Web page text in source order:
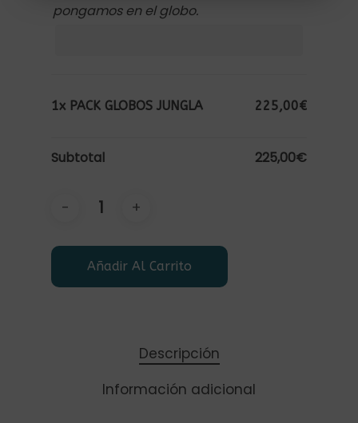
pongamos en el globo.
1x PACK GLOBOS JUNGLA 225,00€
Subtotal 225,00€
Añadir Al Carrito
Descripción
Información adicional